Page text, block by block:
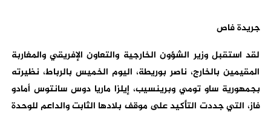
جريدة فاص
لقد استقبل وزير الشؤون الخارجية والتعاون الإفريقي والمغاربة
المقيمين بالخارج، ناصر بوريطة، اليوم الخميس بالرباط، نظيرته
بجمهورية ساو تومي وبرينسيب، إيلزا ماريا دوس سانتوس أمادو
فاز، التي جددت التأكيد على موقف بلادها الثابت والداعم للوحدة